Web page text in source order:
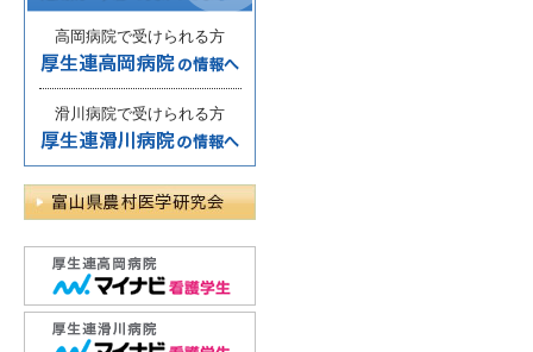
高岡病院で受けられる方
滑川病院で受けられる方